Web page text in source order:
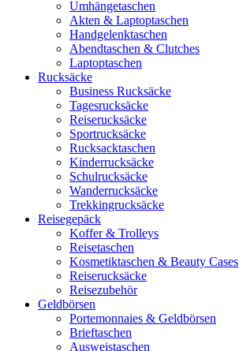
Umhängetaschen
Akten & Laptoptaschen
Handgelenktaschen
Abendtaschen & Clutches
Laptoptaschen
Rucksäcke
Business Rucksäcke
Tagesrucksäcke
Reiserucksäcke
Sportrucksäcke
Rucksacktaschen
Kinderrucksäcke
Schulrucksäcke
Wanderrucksäcke
Trekkingrucksäcke
Reisegepäck
Koffer & Trolleys
Reisetaschen
Kosmetiktaschen & Beauty Cases
Reiserucksäcke
Reisezubehör
Geldbörsen
Portemonnaies & Geldbörsen
Brieftaschen
Ausweistaschen